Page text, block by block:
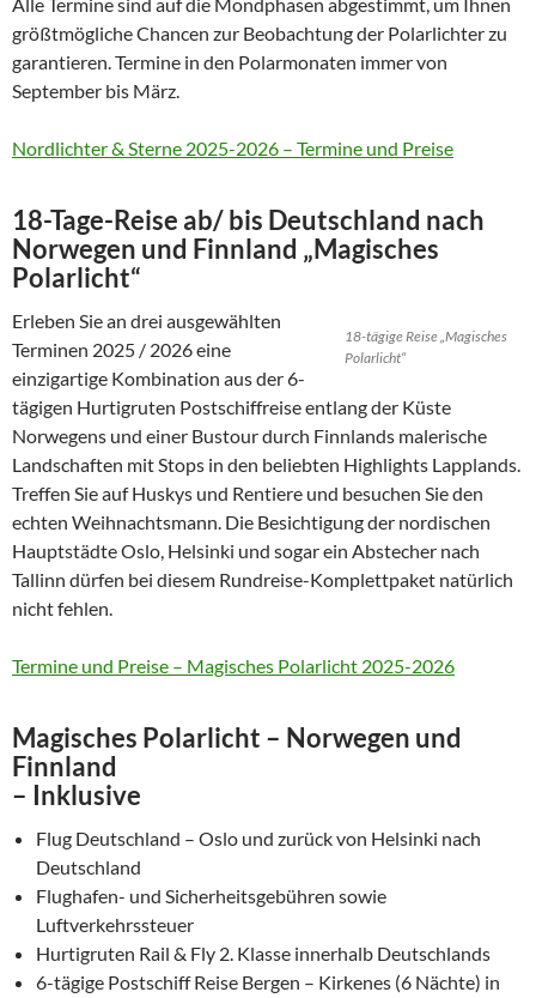
größtmögliche Chancen zur Beobachtung der Polarlichter zu
garantieren. Termine in den Polarmonaten immer von
September bis März.
Nordlichter & Sterne 2025-2026 – Termine und Preise
18-Tage-Reise ab/ bis Deutschland nach
Norwegen und Finnland „Magisches
Polarlicht“
18-tägige Reise „Magisches
Polarlicht“
Erleben Sie an drei ausgewählten
Terminen 2025 / 2026 eine
einzigartige Kombination aus der 6-
tägigen Hurtigruten Postschiffreise entlang der Küste
Norwegens und einer Bustour durch Finnlands malerische
Landschaften mit Stops in den beliebten Highlights Lapplands.
Treffen Sie auf Huskys und Rentiere und besuchen Sie den
echten Weihnachtsmann. Die Besichtigung der nordischen
Hauptstädte Oslo, Helsinki und sogar ein Abstecher nach
Tallinn dürfen bei diesem Rundreise-Komplettpaket natürlich
nicht fehlen.
Termine und Preise – Magisches Polarlicht 2025-2026
Magisches Polarlicht – Norwegen und
Finnland
– Inklusive
Flug Deutschland – Oslo und zurück von Helsinki nach
Deutschland
Flughafen- und Sicherheitsgebühren sowie
Luftverkehrssteuer
Hurtigruten Rail & Fly 2. Klasse innerhalb Deutschlands
6-tägige Postschiff Reise Bergen – Kirkenes (6 Nächte) in